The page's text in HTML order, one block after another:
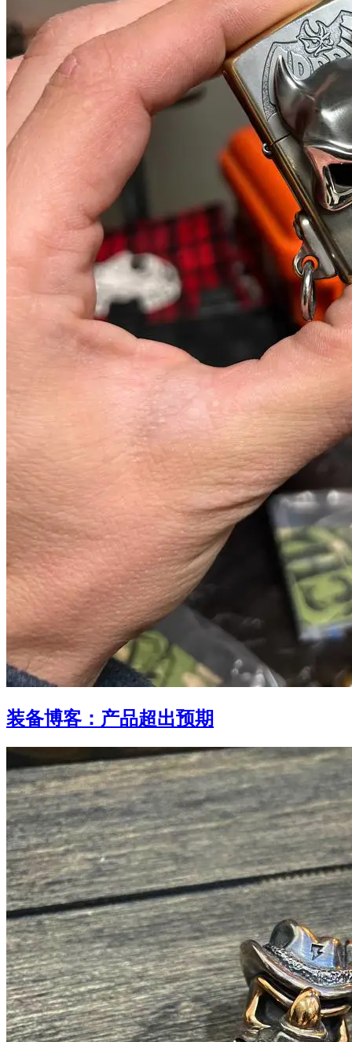
装备博客：产品超出预期